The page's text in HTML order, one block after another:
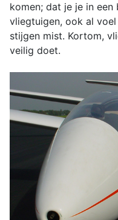
komen; dat je je in een
vliegtuigen, ook al
stijgen mist. Kortom,
veilig doet.